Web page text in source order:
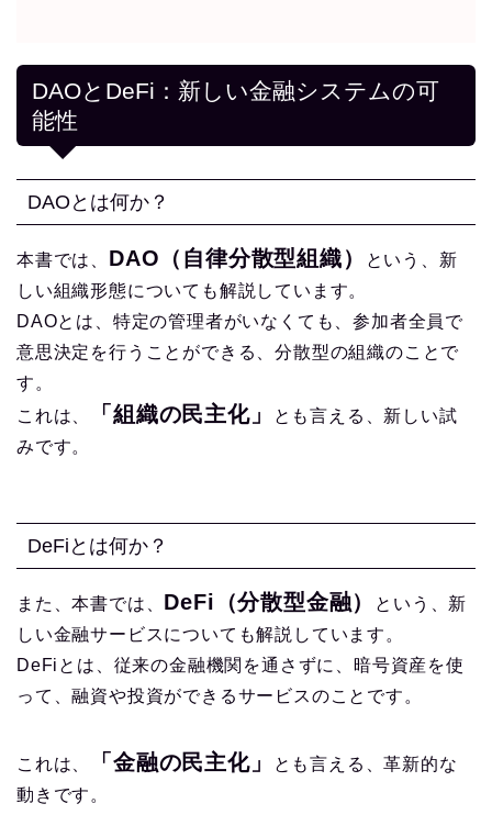
DAOとDeFi：新しい金融システムの可
能性
DAOとは何か？
本書では、 DAO（自律分散型組織）
という、新
しい組織形態についても解説しています。
DAOとは、特定の管理者がいなくても、参加者全員で
意思決定を行うことができる、分散型の組織のことで
す。
これは、
「組織の民主化」
とも言える、新しい試
みです。
DeFiとは何か？
また、本書では、 DeFi（分散型金融）
という、新
しい金融サービスについても解説しています。
DeFiとは、従来の金融機関を通さずに、暗号資産を使
って、融資や投資ができるサービスのことです。
これは、 「金融の民主化」
とも言える、革新的な
動きです。